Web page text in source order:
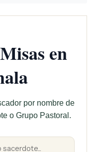
en
por nombre de
o Grupo Pastoral.